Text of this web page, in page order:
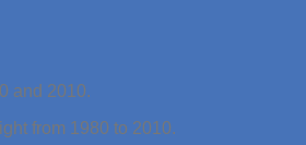
and 2010.
from 1980 to 2010.